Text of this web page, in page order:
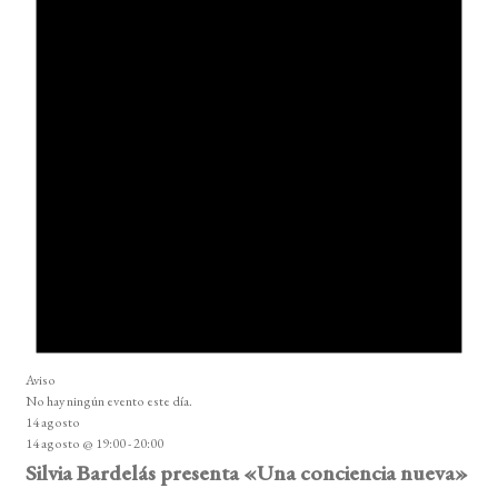
Aviso
No hay ningún evento este día.
14 agosto
14 agosto @ 19:00-20:00
Silvia Bardelás presenta «Una conciencia nueva»